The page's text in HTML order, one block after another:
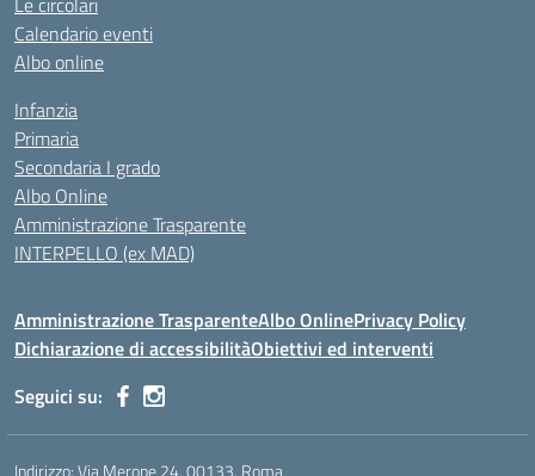
Calendario eventi
Albo online
Infanzia
Primaria
Secondaria I grado
Albo Online
Amministrazione Trasparente
INTERPELLO (ex MAD)
Amministrazione TrasparenteAlbo OnlinePrivacy Policy
Dichiarazione di accessibilitàObiettivi ed interventi
Seguici su:
Indirizzo:Via Merope 24, 00133, Roma